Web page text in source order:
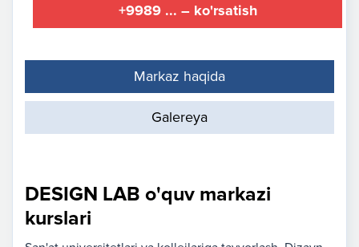
+9989 ... – ko'rsatish
Markaz haqida
Galereya
DESIGN LAB o'quv markazi
kurslari